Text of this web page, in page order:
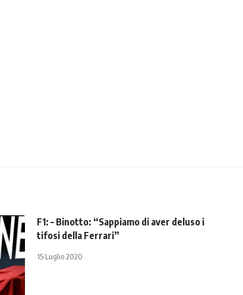
F1: – Binotto: “Sappiamo di aver deluso i
tifosi della Ferrari”
15 Luglio 2020